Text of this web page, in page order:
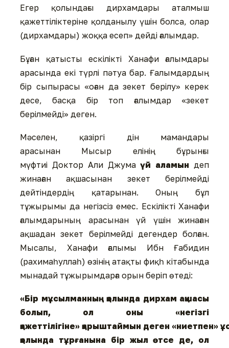
Егер қолындағы дирхамдары аталмыш
қажеттіліктеріне қолданылу үшін болса, олар
(дирхамдары) жоққа есеп» дейді ғалымдар.
Бұған қатысты ескілікті Ханафи ғалымдары
арасында екі түрлі пәтуа бар. Ғалымдардың
бір сыпырасы «оған да зекет берілу» керек
десе, басқа бір топ ғалымдар «зекет
берілмейді» деген.
Мәселен, қазіргі дін мамандары
арасынан Мысыр елінің бұрынғы
мүфтиі Доктор Али Джумаүй аламын деп
жинаған ақшасынан зекет берілмейді
дейтіндердің қатарынан. Оның бұл
тұжырымы да негізсіз емес. Ескілікті Ханафи
ғалымдарының арасынан үй үшін жинаған
ақшадан зекет берілмейді дегендер болған.
Мысалы, Ханафи ғалымы Ибн Ғабидин
(рахимаһуллаһ) өзінің атақты фиқһ кітабында
мынадай тұжырымдарға орын беріп өтеді:
«Бір мұсылманның қолында дирхам ақшасы
болып, ол оны «негізгі
қажеттілігіне» қарыштаймын деген «ниетпен»
қолында тұрғанына бір жыл өтсе де, ол